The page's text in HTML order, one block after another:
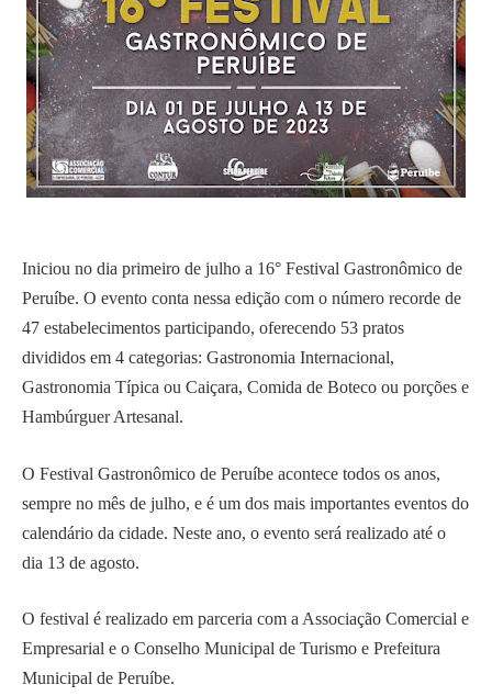
Iniciou no dia primeiro de julho a 16° Festival Gastronômico de
Peruíbe. O evento conta nessa edição com o número recorde de
47 estabelecimentos participando, oferecendo 53 pratos
divididos em 4 categorias: Gastronomia Internacional,
Gastronomia Típica ou Caiçara, Comida de Boteco ou porções e
Hambúrguer Artesanal.
O Festival Gastronômico de Peruíbe acontece todos os anos,
sempre no mês de julho, e é um dos mais importantes eventos do
calendário da cidade. Neste ano, o evento será realizado até o
dia 13 de agosto.
O festival é realizado em parceria com a Associação Comercial e
Empresarial e o Conselho Municipal de Turismo e Prefeitura
Municipal de Peruíbe.